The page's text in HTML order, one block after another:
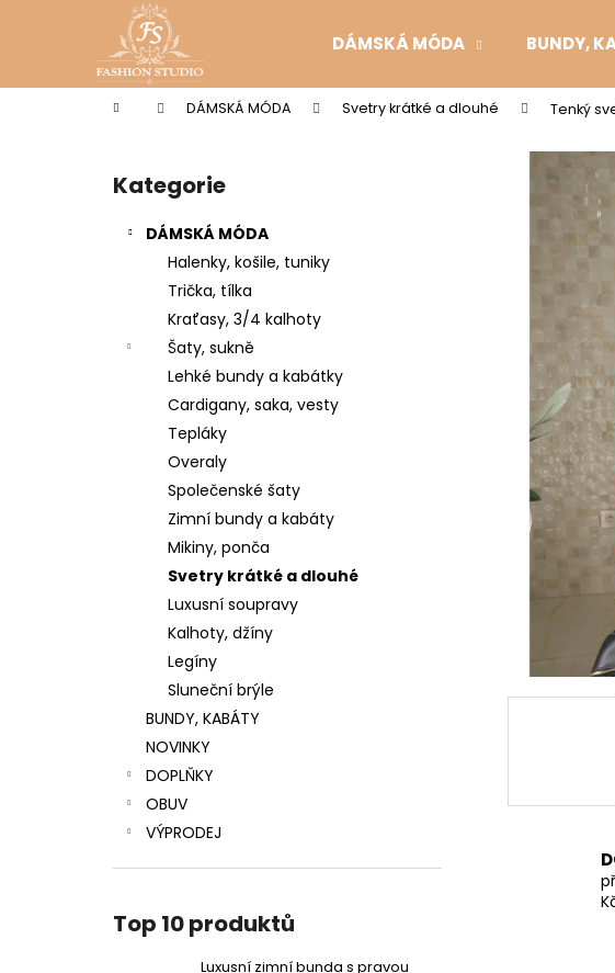
DÁMSKÁ MÓDA BUNDY,
Domů DÁMSKÁ MÓDA Svetry krátké a dlouhé Tenký
Přeskočit
kategorie
Kategorie
DÁMSKÁ MÓDA
Halenky, košile, tuniky
Trička, tílka
Kraťasy, 3/4 kalhoty
Šaty, sukně
Lehké bundy a kabátky
Cardigany, saka, vesty
Tepláky
Overaly
Společenské šaty
Zimní bundy a kabáty
Mikiny, ponča
Svetry krátké a dlouhé
Luxusní soupravy
Kalhoty, džíny
Legíny
Sluneční brýle
BUNDY, KABÁTY
NOVINKY
DOPLŇKY
OBUV
VÝPRODEJ
Top 10 produktů
Luxusní zimní bunda s pravou
í
Zpět
do
Zpět
do
Co
LUXUSNÍ ZIMNÍ BUNDA S PRAVOU
KOŽEŠINOU
4 799 Kč
5 999 Kč
ČERNÉ KRÁTKÉ
899 Kč